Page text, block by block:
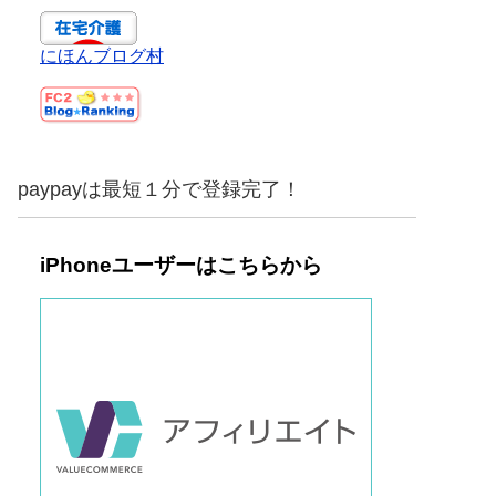
にほんブログ村
paypayは最短１分で登録完了！
iPhoneユーザーはこちらから